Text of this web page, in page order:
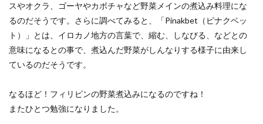
スやオクラ、ゴーヤやカボチャなど野菜メインの煮込み料理にな
るのだそうです。さらに調べてみると、「Pinakbet（ピナクベッ
ト）」とは、イロカノ地方の言葉で、縮む、しなびる、などとの
意味になるとの事で、煮込んだ野菜がしんなりする様子に由来し
ているのだそうです。
なるほど！フィリピンの野菜煮込みになるのですね！
またひとつ勉強になりました。